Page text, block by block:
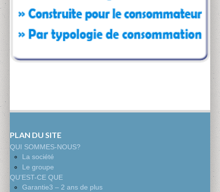
PLAN DU SITE
QUI SOMMES-NOUS?
La société
Le groupe
QU’EST-CE QUE
Garantie3 – 2 ans de plus